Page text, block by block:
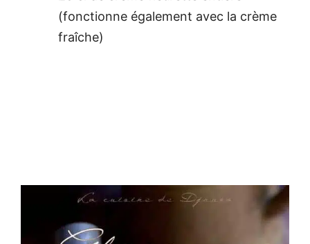
(fonctionne également avec la crème
fraîche)